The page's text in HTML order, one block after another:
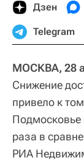
Дзен
Telegram
МОСКВА, 28
Снижение
привело к
Подмосковье
раза в
РИА